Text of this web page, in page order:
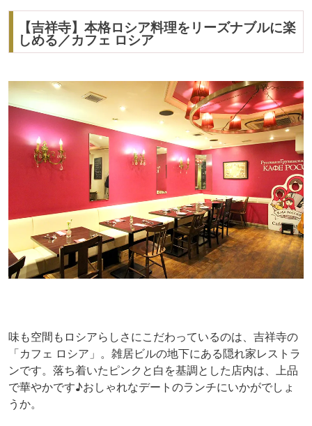
【吉祥寺】本格ロシア料理をリーズナブルに楽
しめる／カフェ ロシア
味も空間もロシアらしさにこだわっているのは、吉祥寺の
「カフェ ロシア」。雑居ビルの地下にある隠れ家レストラ
ンです。落ち着いたピンクと白を基調とした店内は、上品
で華やかです♪おしゃれなデートのランチにいかがでしょ
うか。